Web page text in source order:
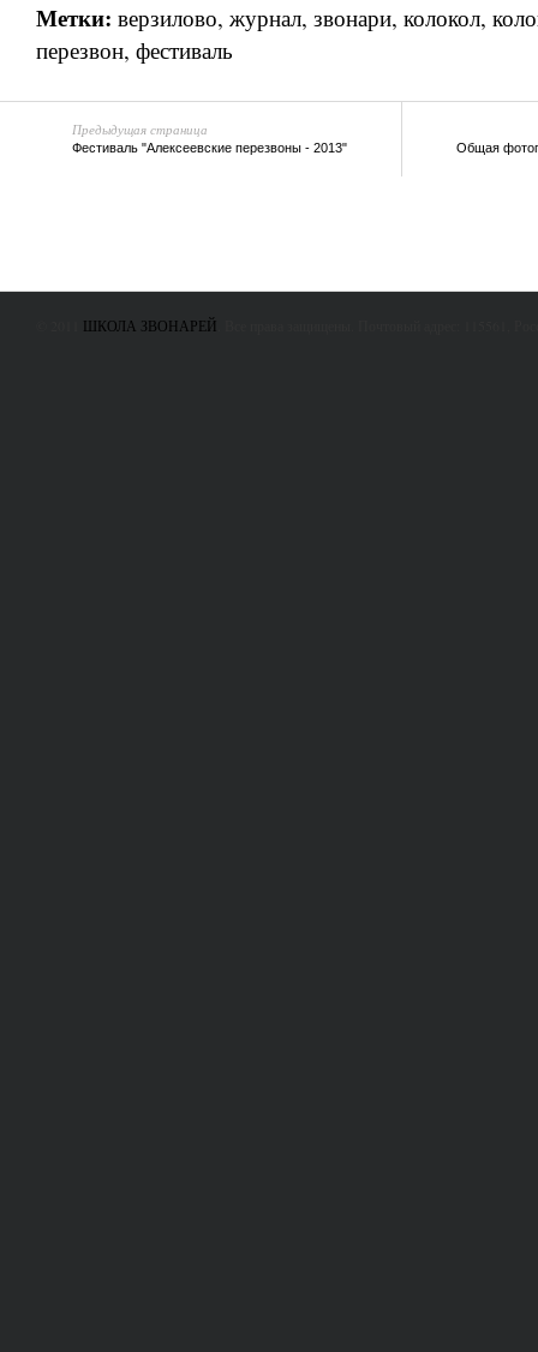
Метки: верзилово, журнал, звонари, колокол,
перезвон, фестиваль
Предыдущая страница
Фестиваль "Алексеевские перезвоны - 2013" Общая
ШКОЛА ЗВОНАРЕЙ